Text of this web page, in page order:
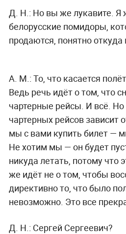
Д. Н.: Но вы же лукавите. Я
белорусские помидоры,
продаются, понятно откуда
А. М.: То, что касается
Ведь речь идёт о том, что
чартерные рейсы. И всё.
чартерных рейсов зависит
мы с вами купить билет —
Не хотим мы — он будет
никуда летать, потому что
же идёт не о том, чтобы
директивно то, что было
невозможно. Это все
Д. Н.: Сергей Сергеевич?